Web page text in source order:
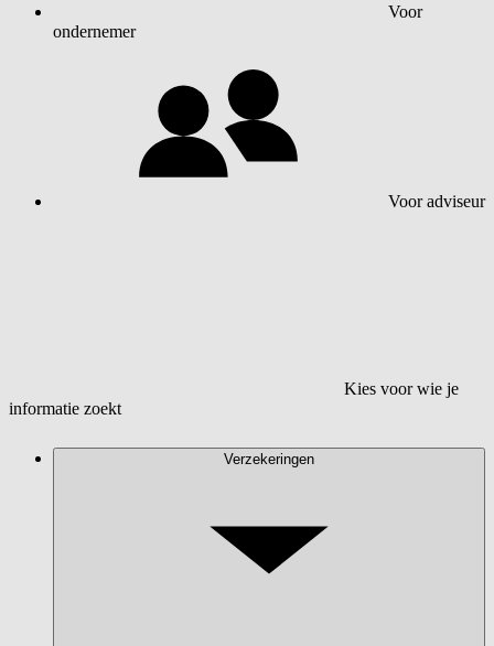
Voor
ondernemer
Voor adviseur
Kies voor wie je
informatie zoekt
Verzekeringen